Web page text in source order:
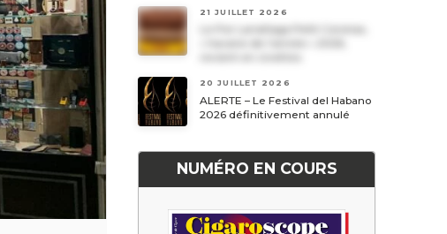
21 JUILLET 2026
Le Por Larrañaga Petit Coronas,
20 JUILLET 2026
ALERTE – Le Festival del Habano
2026 définitivement annulé
NUMÉRO EN COURS